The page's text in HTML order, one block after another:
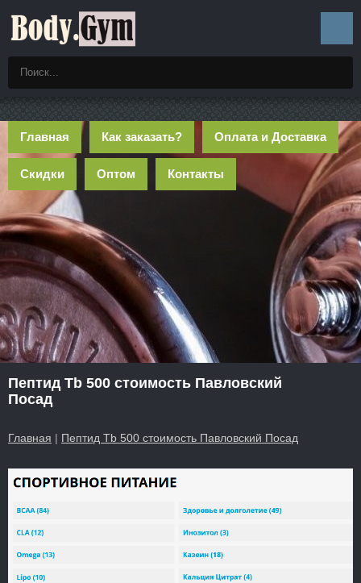
Главная Как заказать? Оплата и Доставка
Скидки Оптом Контакты
Пептид Tb 500 стоимость Павловский
Посад
Главная | Пептид Tb 500 стоимость Павловский Посад